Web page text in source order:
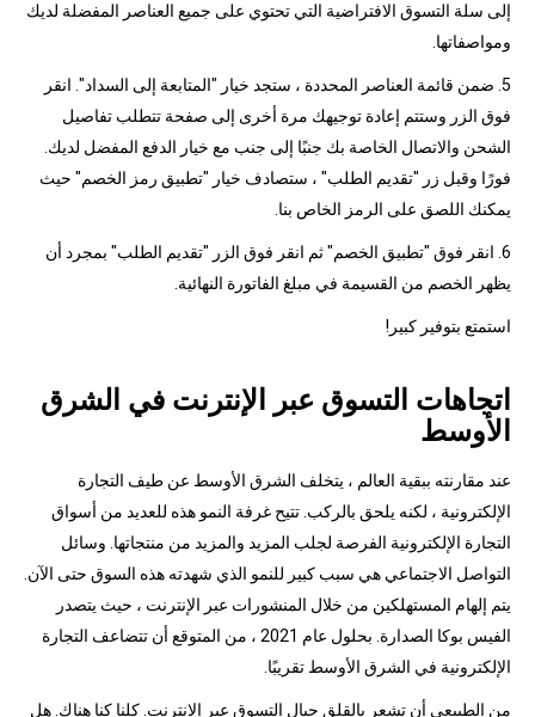
إلى سلة التسوق الافتراضية التي تحتوي على جميع العناصر المفضلة لديك
ومواصفاتها.
5. ضمن قائمة العناصر المحددة ، ستجد خيار "المتابعة إلى السداد". انقر
فوق الزر وستتم إعادة توجيهك مرة أخرى إلى صفحة تتطلب تفاصيل
الشحن والاتصال الخاصة بك جنبًا إلى جنب مع خيار الدفع المفضل لديك.
فورًا وقبل زر "تقديم الطلب" ، ستصادف خيار "تطبيق رمز الخصم" حيث
يمكنك اللصق على الرمز الخاص بنا.
6. انقر فوق "تطبيق الخصم" ثم انقر فوق الزر "تقديم الطلب" بمجرد أن
يظهر الخصم من القسيمة في مبلغ الفاتورة النهائية.
استمتع بتوفير كبير!
اتجاهات التسوق عبر الإنترنت في الشرق
الأوسط
عند مقارنته ببقية العالم ، يتخلف الشرق الأوسط عن طيف التجارة
الإلكترونية ، لكنه يلحق بالركب. تتيح غرفة النمو هذه للعديد من أسواق
التجارة الإلكترونية الفرصة لجلب المزيد والمزيد من منتجاتها. وسائل
التواصل الاجتماعي هي سبب كبير للنمو الذي شهدته هذه السوق حتى الآن.
يتم إلهام المستهلكين من خلال المنشورات عبر الإنترنت ، حيث يتصدر
الفيس بوكا الصدارة. بحلول عام 2021 ، من المتوقع أن تتضاعف التجارة
الإلكترونية في الشرق الأوسط تقريبًا.
من الطبيعي أن تشعر بالقلق حيال التسوق عبر الإنترنت. كلنا كنا هناك. هل